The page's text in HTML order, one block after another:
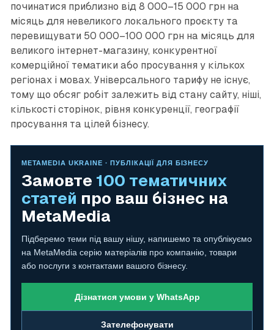
починатися приблизно від 8 000–15 000 грн на
місяць для невеликого локального проєкту та
перевищувати 50 000–100 000 грн на місяць для
великого інтернет-магазину, конкурентної
комерційної тематики або просування у кількох
регіонах і мовах. Універсального тарифу не існує,
тому що обсяг робіт залежить від стану сайту, ніші,
кількості сторінок, рівня конкуренції, географії
просування та цілей бізнесу.
METAMEDIA UKRAINE · ПУБЛІКАЦІЇ ДЛЯ БІЗНЕСУ
Замовте 100 тематичних
статей про ваш бізнес на
MetaMedia
Підберемо теми під вашу нішу, напишемо та опублікуємо
на MetaMedia серію матеріалів про компанію, товари
або послуги з контактами вашого бізнесу.
Дізнатися умови у WhatsApp
Зателефонувати